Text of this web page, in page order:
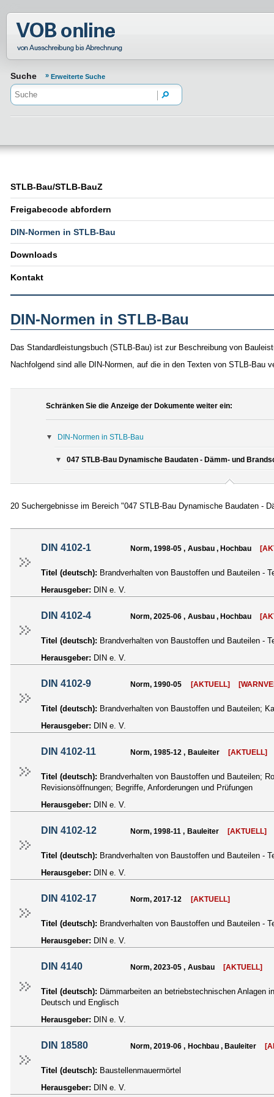
Normenportal Barrierefreiheit
Suche Erweiterte Suche
STLB-Bau/STLB-BauZ
Freigabecode abfordern
DIN-Normen in STLB-Bau
Downloads
Kontakt
DIN-Normen in STLB-Bau
Das Standardleistungsbuch (STLB-Bau) ist zur Beschreibung von
Nachfolgend sind alle DIN-Normen, auf die in den Texten von STLB-
Schränken Sie die Anzeige der Dokumente weiter ein:
DIN-Normen in STLB-Bau
047 STLB-Bau Dynamische Baudaten - Dämm- und
20 Suchergebnisse im Bereich "047 STLB-Bau Dynamische Baudaten -
DIN 4102-1 Norm, 1998-05 , Ausbau , Hochbau
Titel (deutsch): Brandverhalten von Baustoffen und Bauteilen -
Herausgeber: DIN e. V.
DIN 4102-4 Norm, 2025-06 , Ausbau , Hochbau
Titel (deutsch): Brandverhalten von Baustoffen und Bauteilen -
Herausgeber: DIN e. V.
DIN 4102-9 Norm, 1990-05 [AKTUELL]
Titel (deutsch): Brandverhalten von Baustoffen und Bauteilen;
Herausgeber: DIN e. V.
DIN 4102-11 Norm, 1985-12 , Bauleiter [AKTUELL]
Titel (deutsch): Brandverhalten von Baustoffen und Bauteilen;
Revisionsöffnungen; Begriffe, Anforderungen und Prüfungen
Herausgeber: DIN e. V.
DIN 4102-12 Norm, 1998-11 , Bauleiter [AKTUELL]
Titel (deutsch): Brandverhalten von Baustoffen und Bauteilen -
Herausgeber: DIN e. V.
DIN 4102-17 Norm, 2017-12 [AKTUELL]
Titel (deutsch): Brandverhalten von Baustoffen und Bauteilen -
Herausgeber: DIN e. V.
DIN 4140 Norm, 2023-05 , Ausbau [AKTUELL]
Titel (deutsch): Dämmarbeiten an betriebstechnischen Anlagen
Deutsch und Englisch
Herausgeber: DIN e. V.
DIN 18580 Norm, 2019-06 , Hochbau , Bauleiter
Titel (deutsch): Baustellenmauermörtel
Herausgeber: DIN e. V.